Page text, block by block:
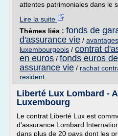
attentes patrimoniales dans le
Lire la suite
Thèmes liés : fonds de
d'assurance vie /
luxembourgeois / contrat
en euros / fonds euros
assurance vie / rachat
resident
Liberté Lux Lombard -
Luxembourg
Le contrat Liberté Lux est
d'assurance Lombard
dans plus de 20 pays dont les